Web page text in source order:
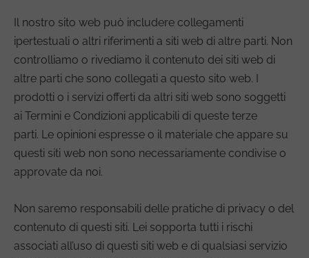
Il nostro sito web può includere collegamenti
ipertestuali o altri riferimenti a siti web di altre parti. Non
controlliamo o rivediamo il contenuto dei siti web di
altre parti che sono collegati a questo sito web. I
prodotti o i servizi offerti da altri siti web sono soggetti
ai Termini e Condizioni applicabili di queste terze
parti. Le opinioni espresse o il materiale che appare su
questi siti web non sono necessariamente condivise o
approvate da noi.
Non saremo responsabili delle pratiche di privacy o del
contenuto di questi siti. Lei sopporta tutti i rischi
associati all’uso di questi siti web e di qualsiasi servizio